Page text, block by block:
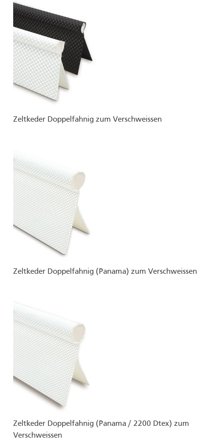
Zeltkeder Doppelfahnig zum Verschweissen
Zeltkeder Doppelfahnig (Panama) zum Verschweissen
Zeltkeder Doppelfahnig (Panama / 2200 Dtex) zum
Verschweissen